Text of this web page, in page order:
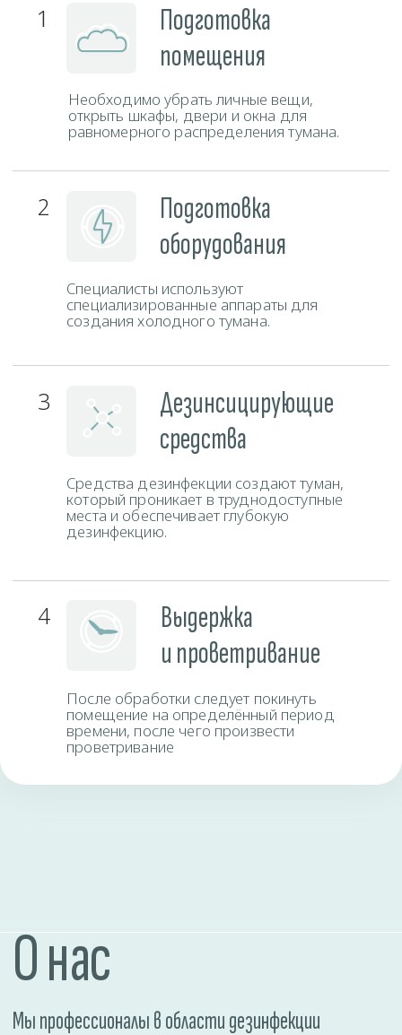
Свяжитесь с нами любым удобным способом и наш
администратор ответит на все ваши вопросы.
Телефон
Мессенджеры
Время работы
ЗАКАЗАТЬ ЗВОНОК